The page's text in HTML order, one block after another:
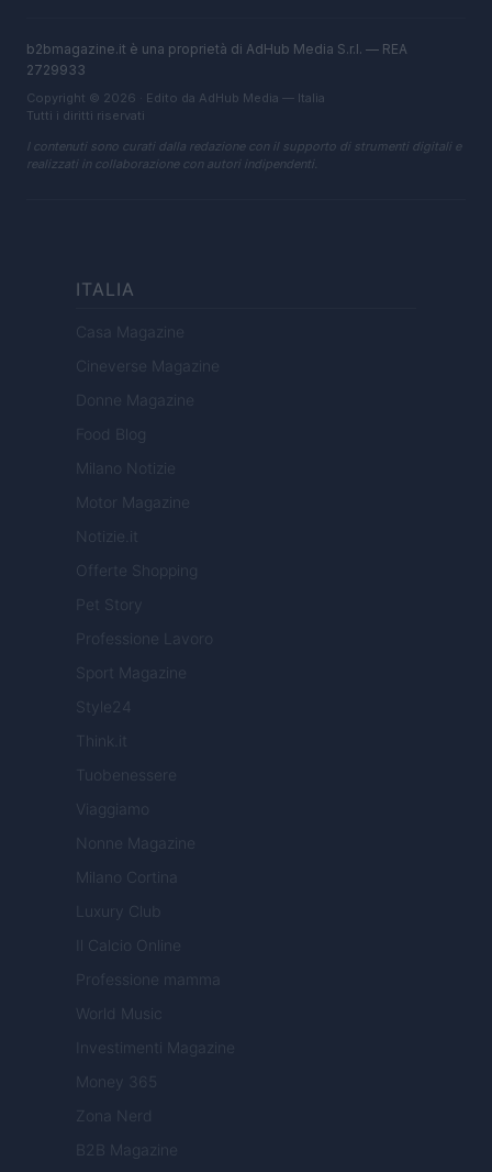
b2bmagazine.it è una proprietà di AdHub Media S.r.l. — REA
2729933
Copyright © 2026 · Edito da AdHub Media — Italia
Tutti i diritti riservati
I contenuti sono curati dalla redazione con il supporto di strumenti digitali e
realizzati in collaborazione con autori indipendenti.
ITALIA
Casa Magazine
Cineverse Magazine
Donne Magazine
Food Blog
Milano Notizie
Motor Magazine
Notizie.it
Offerte Shopping
Pet Story
Professione Lavoro
Sport Magazine
Style24
Think.it
Tuobenessere
Viaggiamo
Nonne Magazine
Milano Cortina
Luxury Club
Il Calcio Online
Professione mamma
World Music
Investimenti Magazine
Money 365
Zona Nerd
B2B Magazine